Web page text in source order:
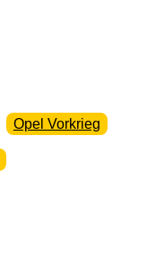
Opel Vorkrieg